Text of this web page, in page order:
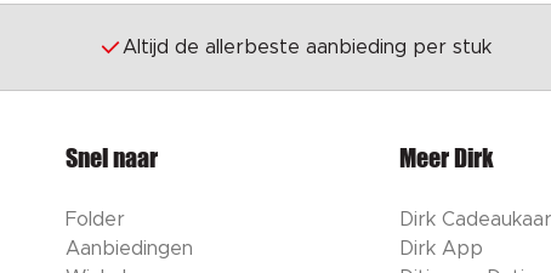
Altijd de allerbeste aanbieding per stuk
Snel naar
Folder
Aanbiedingen
Meer Dirk
Dirk
Dirk App